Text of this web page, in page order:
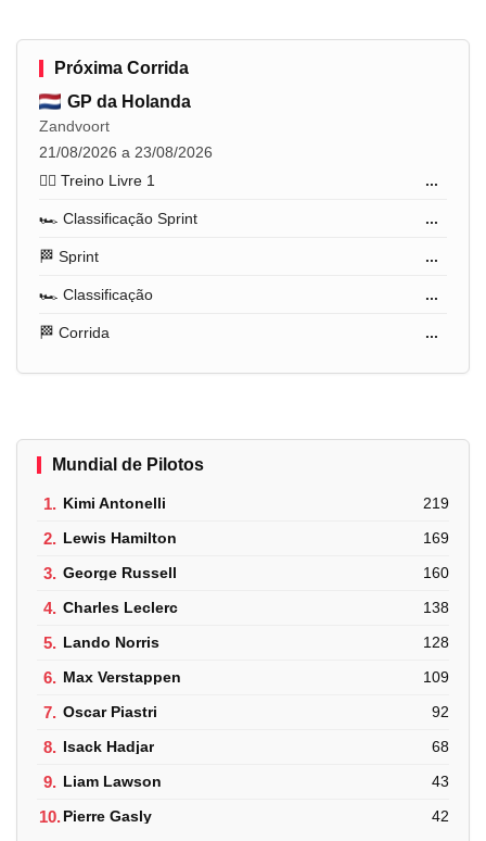
Próxima Corrida
GP da Holanda
Zandvoort
21/08/2026 a 23/08/2026
🏋️‍♂️ Treino Livre 1
...
🏎️ Classificação Sprint ...
🏁 Sprint ...
🏎️ Classificação ...
🏁 Corrida ...
Mundial de Pilotos
1. Kimi Antonelli 219
2. Lewis Hamilton 169
3. George Russell 160
4. Charles Leclerc 138
5. Lando Norris 128
6. Max Verstappen 109
7. Oscar Piastri 92
8. Isack Hadjar 68
9. Liam Lawson 43
10.Pierre Gasly 42